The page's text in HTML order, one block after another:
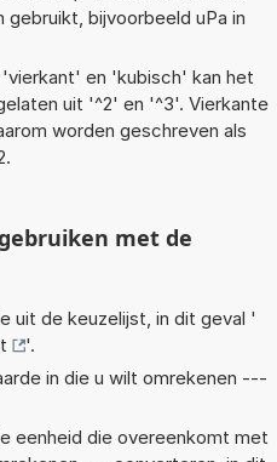
bijvoorbeeld uPa in
en 'kubisch' kan het
uit '^2' en '^3'. Vierkante
worden geschreven als
met de
uit de keuzelijst, in dit geval '
'.
in die u wilt omrekenen ---
eenheid die overeenkomt met